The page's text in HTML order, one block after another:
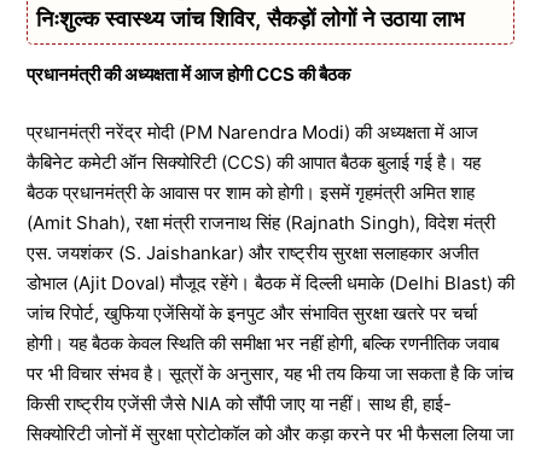
निःशुल्क स्वास्थ्य जांच शिविर, सैकड़ों लोगों ने उठाया लाभ
प्रधानमंत्री की अध्यक्षता में आज होगी CCS की बैठक
प्रधानमंत्री नरेंद्र मोदी (PM Narendra Modi) की अध्यक्षता में आज
कैबिनेट कमेटी ऑन सिक्योरिटी (CCS) की आपात बैठक बुलाई गई है। यह
बैठक प्रधानमंत्री के आवास पर शाम को होगी। इसमें गृहमंत्री अमित शाह
(Amit Shah), रक्षा मंत्री राजनाथ सिंह (Rajnath Singh), विदेश मंत्री
एस. जयशंकर (S. Jaishankar) और राष्ट्रीय सुरक्षा सलाहकार अजीत
डोभाल (Ajit Doval) मौजूद रहेंगे। बैठक में दिल्ली धमाके (Delhi Blast) की
जांच रिपोर्ट, खुफिया एजेंसियों के इनपुट और संभावित सुरक्षा खतरे पर चर्चा
होगी। यह बैठक केवल स्थिति की समीक्षा भर नहीं होगी, बल्कि रणनीतिक जवाब
पर भी विचार संभव है। सूत्रों के अनुसार, यह भी तय किया जा सकता है कि जांच
किसी राष्ट्रीय एजेंसी जैसे NIA को सौंपी जाए या नहीं। साथ ही, हाई-
सिक्योरिटी जोनों में सुरक्षा प्रोटोकॉल को और कड़ा करने पर भी फैसला लिया जा